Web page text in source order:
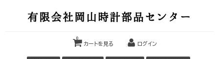
有限会社岡山時計部品センター
カートを見る
0
ログイン